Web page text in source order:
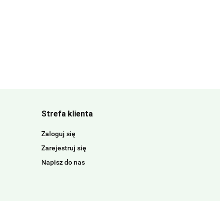
Strefa klienta
Zaloguj się
Zarejestruj się
Napisz do nas